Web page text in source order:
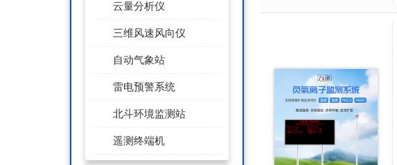
云量分析仪
三维风速风向仪
自动气象站
雷电预警系统
北斗环境监测站
遥测终端机